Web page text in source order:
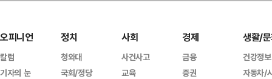
오피니언
칼럼
기자의 눈
정치
청와대
국회/정당
사회
사건사고
교육
경제
금융
증권
생활/
건강정보
자동차/